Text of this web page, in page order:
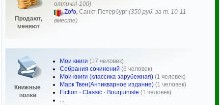
Продают,
меняют
отличн\-100)
Zofo, Санкт-Петербург (350 руб. за т. 10-11
вместе)
Книжные
полки
Мои книги (17 человек)
Собрания сочинений (6 человек)
Мои книги (классика зарубежная) (1 человек)
Марк Твен(Антикварное издание) (1 человек)
Fiction · Classic · Bouquiniste (1 человек)
...